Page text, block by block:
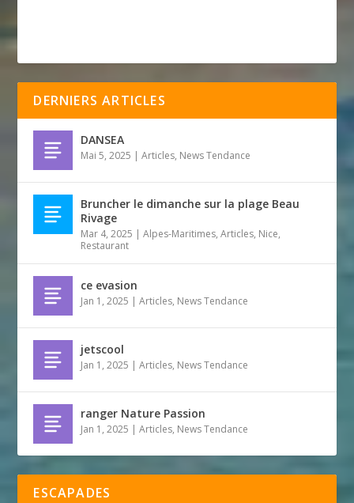
DERNIERS ARTICLES
DANSEA
Mai 5, 2025 |Articles, News Tendance
Bruncher le dimanche sur la plage Beau
Rivage
Mar 4, 2025 |Alpes-Maritimes,Articles, Nice,
Restaurant
ce evasion
Jan 1, 2025 |Articles, News Tendance
jetscool
Jan 1, 2025 |Articles, News Tendance
ranger Nature Passion
Jan 1, 2025 |Articles, News Tendance
ESCAPADES